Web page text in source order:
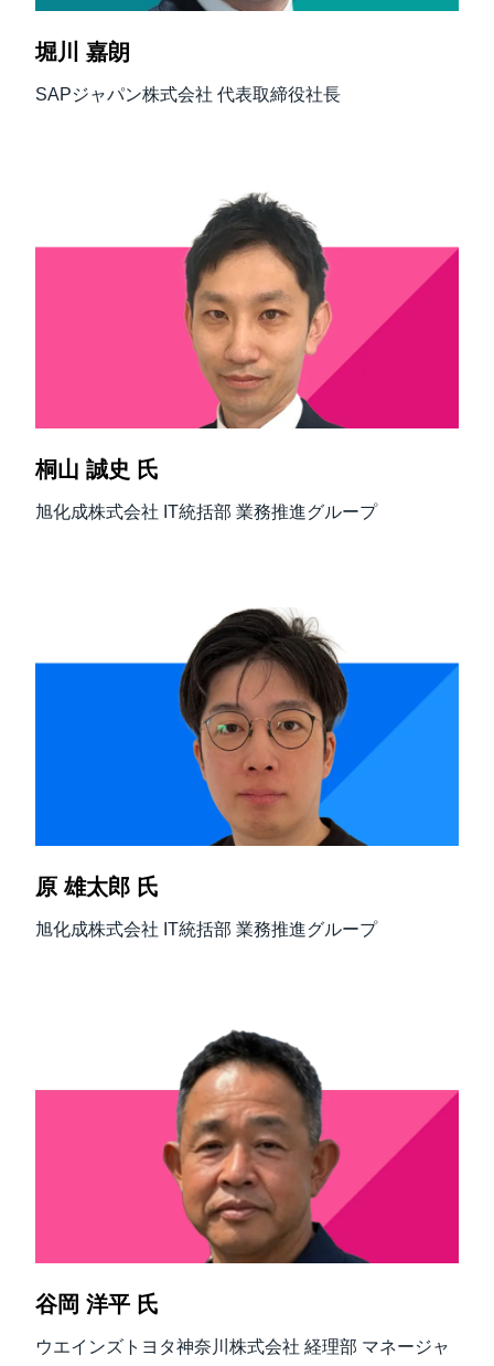
堀川 嘉朗
SAPジャパン株式会社 代表取締役社長
桐山 誠史 氏
旭化成株式会社 IT統括部 業務推進グループ
原 雄太郎 氏
旭化成株式会社 IT統括部 業務推進グループ
谷岡 洋平 氏
ウエインズトヨタ神奈川株式会社 経理部 マネージャ